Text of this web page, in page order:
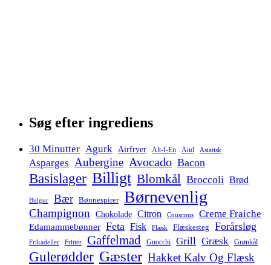
Søg efter ingrediens
30 Minutter Agurk Airfryer Alt-I-En And Asiatisk
Asparges Aubergine Avocado Bacon
Basislager Billigt Blomkål Broccoli Brød
Bulgur Bær Bønnespirer Børnevenlig
Champignon Chokolade Citron Couscous Creme Fraiche
Edamammebønner Feta Fisk Flæsk Flæskesteg Forårsløg
Frikadeller Fritter Gaffelmad Gnocchi Grill Græsk Grønkål
Gulerødder Gæster Hakket Kalv Og Flæsk